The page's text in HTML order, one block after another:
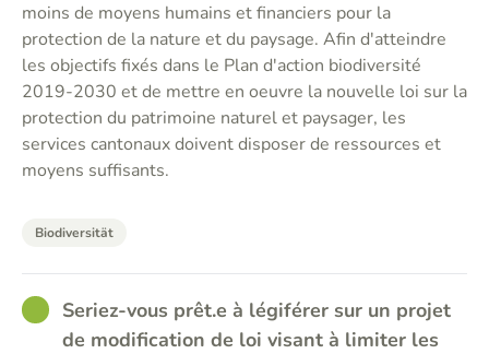
moins de moyens humains et financiers pour la
protection de la nature et du paysage. Afin d'atteindre
les objectifs fixés dans le Plan d'action biodiversité
2019-2030 et de mettre en oeuvre la nouvelle loi sur la
protection du patrimoine naturel et paysager, les
services cantonaux doivent disposer de ressources et
moyens suffisants.
Biodiversität
GOODSeriez-vous prêt.e à légiférer sur un projet
de modification de loi visant à limiter les